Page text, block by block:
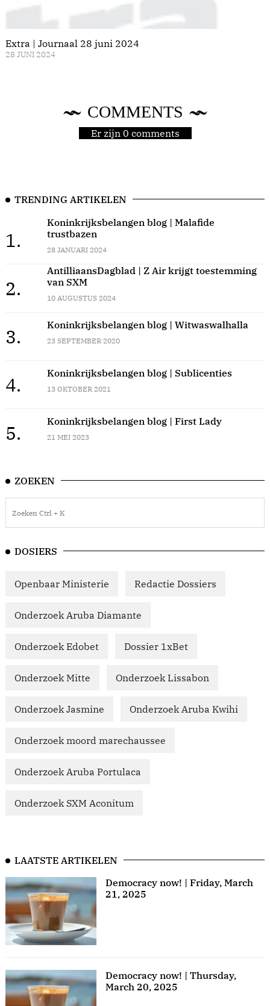
Extra | Journaal 28 juni 2024
28 JUNI 2024
COMMENTS
Er zijn 0 comments
TRENDING ARTIKELEN
1.
Koninkrijksbelangen blog | Malafide
trustbazen
28 JANUARI 2024
2.
AntilliaansDagblad | Z Air krijgt toestemming
van SXM
10 AUGUSTUS 2024
3.
Koninkrijksbelangen blog | Witwaswalhalla
23 SEPTEMBER 2020
4.
Koninkrijksbelangen blog | Sublicenties
13 OKTOBER 2021
5.
Koninkrijksbelangen blog | First Lady
21 MEI 2023
ZOEKEN
DOSIERS
Openbaar Ministerie Redactie Dossiers
Onderzoek Aruba Diamante
Onderzoek Edobet Dossier 1xBet
Onderzoek Mitte Onderzoek Lissabon
Onderzoek Jasmine Onderzoek Aruba Kwihi
Onderzoek moord marechaussee
Onderzoek Aruba Portulaca
Onderzoek SXM Aconitum
LAATSTE ARTIKELEN
Democracy now! | Friday, March
21, 2025
Democracy now! | Thursday,
March 20, 2025